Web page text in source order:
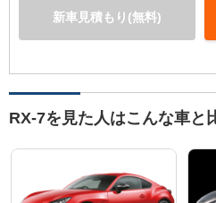
新車見積もり(無料)
RX-7を見た人はこんな車と